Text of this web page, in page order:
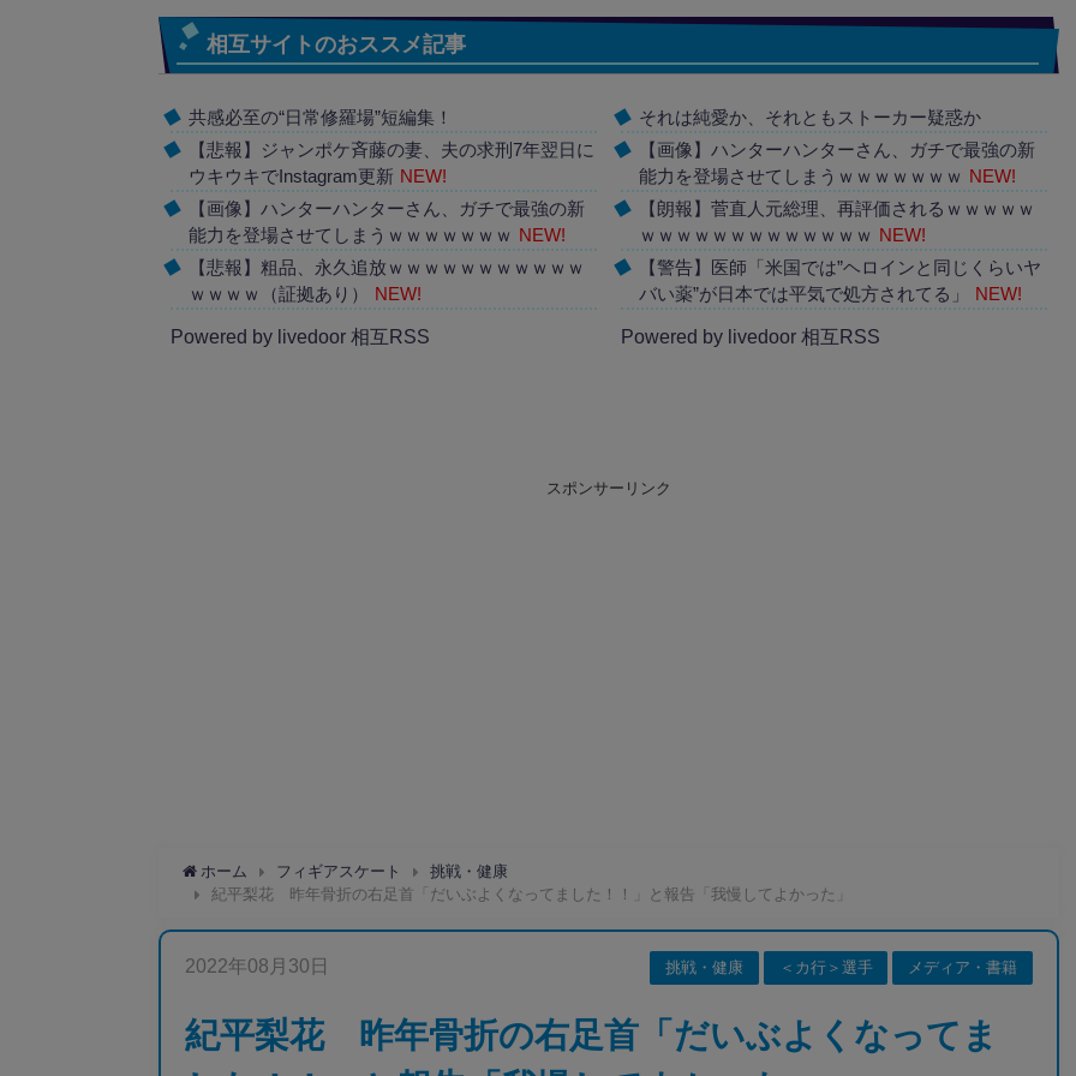
相互サイトのおススメ記事
共感必至の“日常修羅場”短編集！
【悲報】ジャンポケ斉藤の妻、夫の求刑7年翌日に
ウキウキでInstagram更新 NEW!
【画像】ハンターハンターさん、ガチで最強の新
能力を登場させてしまうｗｗｗｗｗｗｗ
NEW!
【悲報】粗品、永久追放ｗｗｗｗｗｗｗｗｗｗｗ
ｗｗｗｗ（証拠あり）
NEW!
Powered by livedoor 相互RSS
それは純愛か、それともストーカー疑惑か
【画像】ハンターハンターさん、ガチで最強の新
能力を登場させてしまうｗｗｗｗｗｗｗ
NEW!
【朗報】菅直人元総理、再評価されるｗｗｗｗｗ
ｗｗｗｗｗｗｗｗｗｗｗｗｗ
NEW!
【警告】医師「米国では”ヘロインと同じくらいヤ
バい薬”が日本では平気で処方されてる」
NEW!
Powered by livedoor 相互RSS
スポンサーリンク
ホーム フィギアスケート
挑戦・健康
紀平梨花 昨年骨折の右足首「だいぶよくなってました！！」と報告「我慢してよかった」
2022年08月30日 挑戦・健康 ＜カ行＞選手 メディア・書籍
紀平梨花 昨年骨折の右足首「だいぶよくなってま